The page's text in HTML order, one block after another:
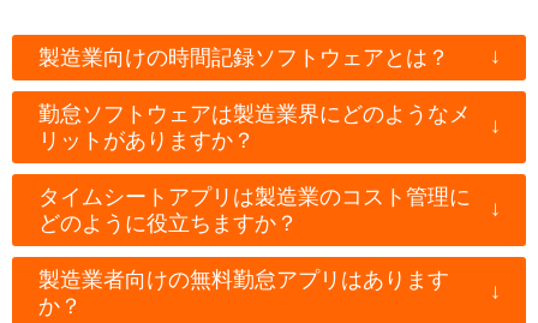
製造業向けの時間記録ソフトウェアとは？ ↓
勤怠ソフトウェアは製造業界にどのようなメ
リットがありますか？
↓
タイムシートアプリは製造業のコスト管理に
どのように役立ちますか？
↓
製造業者向けの無料勤怠アプリはあります
か？
↓